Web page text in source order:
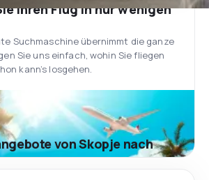
Ihren Flug in nur wenigen
Suchmaschine übernimmt die ganze
Sie uns einfach, wohin Sie fliegen
kann’s losgehen.
von Skopje nach